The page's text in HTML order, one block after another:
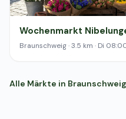
Wochenmarkt
Braunschweig · 3.5 km · Di
Alle Märkte in